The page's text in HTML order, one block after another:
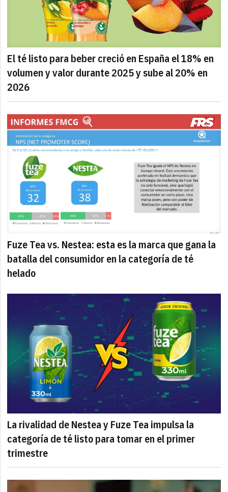
El té listo para beber creció en España el 18% en
volumen y valor durante 2025 y sube al 20% en
2026
Fuze Tea vs. Nestea: esta es la marca que gana la
batalla del consumidor en la categoría de té
helado
La rivalidad de Nestea y Fuze Tea impulsa la
categoría de té listo para tomar en el primer
trimestre